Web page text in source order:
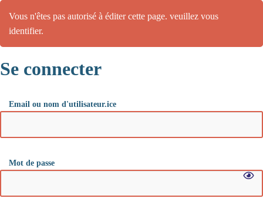
Vous n'êtes pas autorisé à éditer cette page. veuillez vous
identifier.
Se connecter
Email ou nom d'utilisateur.ice
Mot de passe